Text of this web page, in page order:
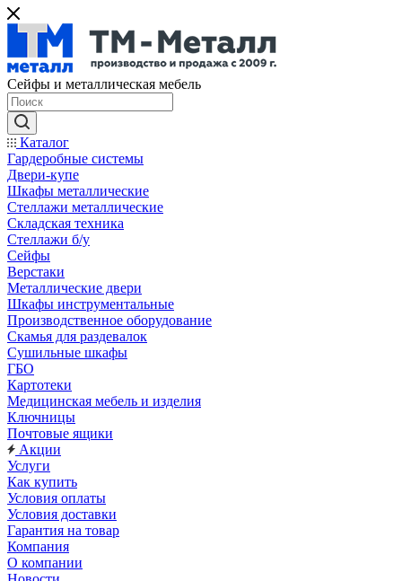
Сейфы и металлическая мебель
Каталог
Гардеробные системы
Двери-купе
Шкафы металлические
Стеллажи металлические
Складская техника
Стеллажи б/у
Сейфы
Верстаки
Металлические двери
Шкафы инструментальные
Производственное оборудование
Скамья для раздевалок
Сушильные шкафы
ГБО
Картотеки
Медицинская мебель и изделия
Ключницы
Почтовые ящики
Акции
Услуги
Как купить
Условия оплаты
Условия доставки
Гарантия на товар
Компания
О компании